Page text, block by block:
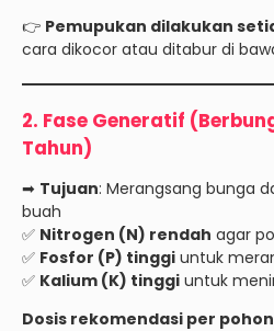
👉 Pemupukan dilakukan
cara dikocor atau ditabur di
2. Fase Generatif
Tahun)
➡ Tujuan: Merangsang bunga
buah
✅ Nitrogen (N) rendah agar
✅ Fosfor (P) tinggi untuk
✅ Kalium (K) tinggi untuk
Dosis rekomendasi per